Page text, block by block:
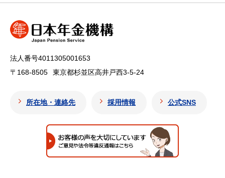
法人番号4011305001653
〒168-8505
東京都杉並区高井戸西3-5-24
所在地・連絡先 採用情報 公式SNS